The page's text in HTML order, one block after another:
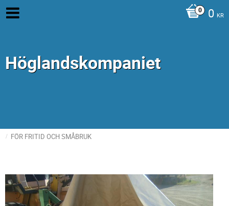
0 KR
Höglandskompaniet
FÖR FRITID OCH SMÅBRUK